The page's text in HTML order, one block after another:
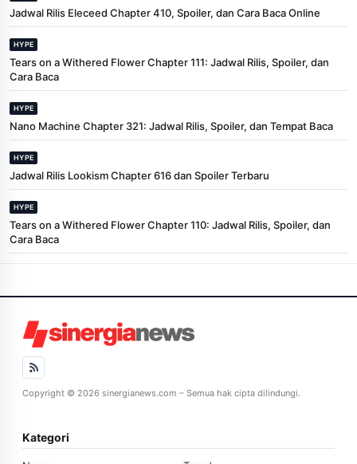
Jadwal Rilis Eleceed Chapter 410, Spoiler, dan Cara Baca Online
HYPE
Tears on a Withered Flower Chapter 111: Jadwal Rilis, Spoiler, dan
Cara Baca
HYPE
Nano Machine Chapter 321: Jadwal Rilis, Spoiler, dan Tempat Baca
HYPE
Jadwal Rilis Lookism Chapter 616 dan Spoiler Terbaru
HYPE
Tears on a Withered Flower Chapter 110: Jadwal Rilis, Spoiler, dan
Cara Baca
Copyright © 2026 sinergianews.com – Semua hak cipta dilindungi.
Kategori